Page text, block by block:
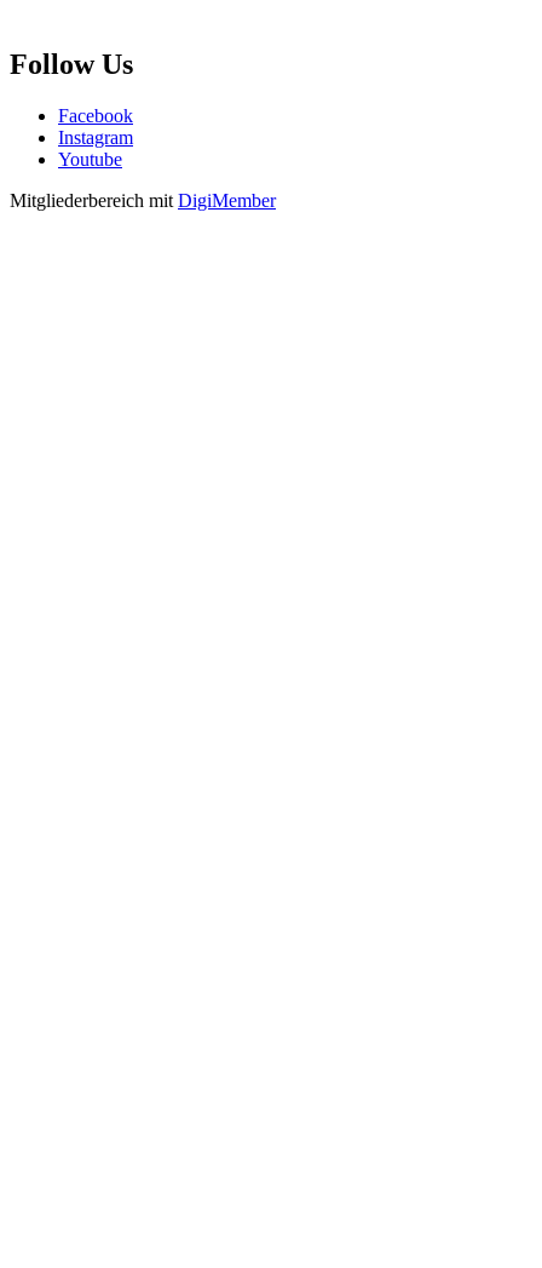
Follow Us
Facebook
Instagram
Youtube
Mitgliederbereich mit DigiMember